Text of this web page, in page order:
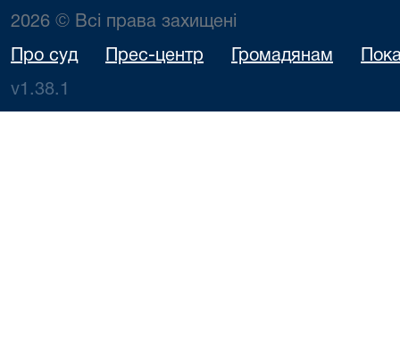
2026 © Всі права захищені
Про суд Прес-центр Громадянам
v1.38.1